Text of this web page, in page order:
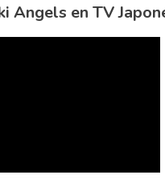
Angels en TV